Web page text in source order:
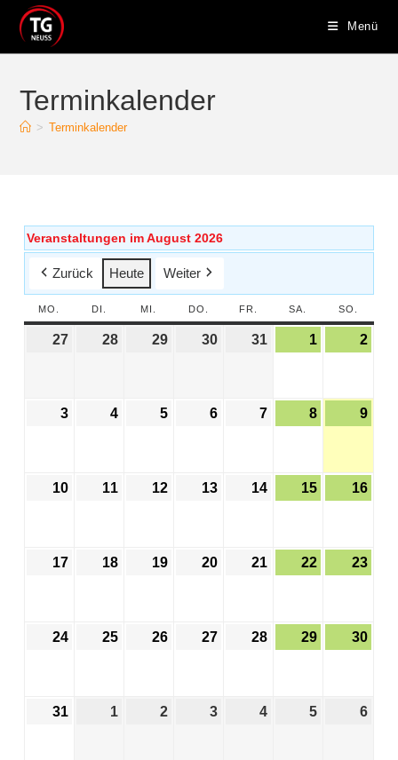
Menü
Terminkalender
> Terminkalender
Veranstaltungen im August 2026
Zurück Heute Weiter
MO. DI. MI. DO. FR. SA. SO.
27 28 29 30 31 1 2
3 4 5 6 7 8 9
10 11 12 13 14 15 16
17 18 19 20 21 22 23
24 25 26 27 28 29 30
31 1 2 3 4 5 6